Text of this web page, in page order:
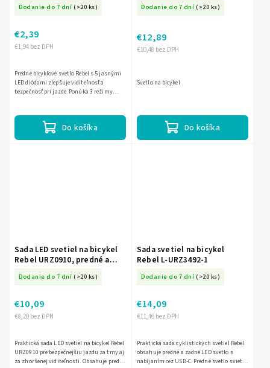
Dodanie do 7 dní (>20 ks)
€1,94 bez DPH
€2,39
Do košíka
Predné bicyklové svetlo Rebel s 5 jasnými
LED diódami zlepšuje viditeľnosť a
bezpečnosť pri jazde. Ponúka 3 režimy
Dodanie do 7 dní (>20 ks)
€10,48 bez DPH
€12,89
Do košíka
Svetlo na bicykel
Sada LED svetiel na bicykel
Rebel URZ0910, predné a
Dodanie do 7 dní (>20 ks)
€8,20 bez DPH
€10,09
Praktická sada LED svetiel na bicykel Rebel
URZ0910 pre bezpečnejšiu jazdu za tmy aj
za zhoršenej viditeľnosti. Obsahuje predné
Sada svetiel na bicykel
Rebel L-URZ3492-1
Dodanie do 7 dní (>20 ks)
€11,46 bez DPH
€14,09
Praktická sada cyklistických svetiel Rebel
obsahuje predné a zadné LED svetlo s
nabíjaním cez USB-C. Predné svetlo svieti